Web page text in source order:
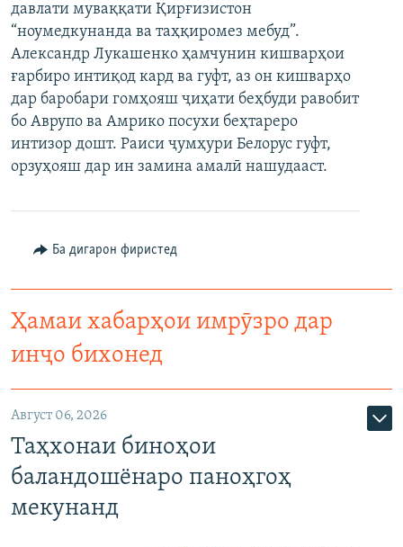
ПАЙГИРӢ КУНЕД
Ҳамаи сомонаҳои RFE/RL
давлати муваққати Қирғизистон
“ноумедкунанда ва таҳқиромез мебуд”.
Александр Лукашенко ҳамчунин кишварҳои
ғарбиро интиқод кард ва гуфт, аз он кишварҳо
дар баробари гомҳояш ҷиҳати беҳбуди равобит
бо Аврупо ва Амрико посухи беҳтареро
интизор дошт. Раиси ҷумҳури Белорус гуфт,
орзуҳояш дар ин замина амалӣ нашудааст.
Ба дигарон фиристед
Ҳамаи хабарҳои имрӯзро дар
инҷо бихонед
Август 06, 2026
Таҳхонаи биноҳои
баландошёнаро паноҳгоҳ
мекунанд